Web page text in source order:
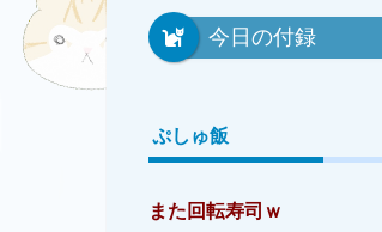
今日の付録
ぷしゅ飯
また回転寿司ｗ